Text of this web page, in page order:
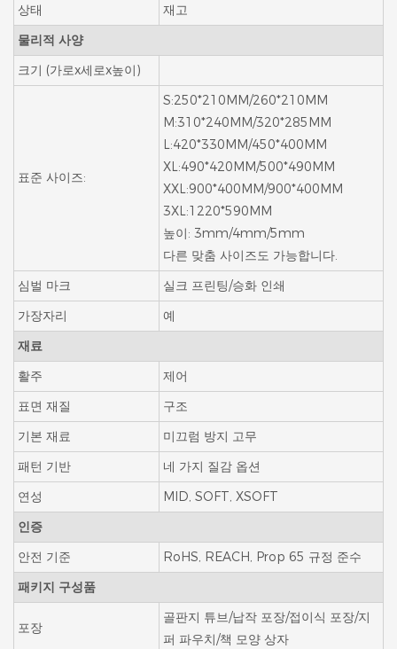
상태
재고
물리적 사양
크기 (가로x세로x높이)
표준 사이즈:
S:250*210MM/260*210MM
M:310*240MM/320*285MM
L:420*330MM/450*400MM
XL:490*420MM/500*490MM
XXL:900*400MM/900*400MM
3XL:1220*590MM
높이: 3mm/4mm/5mm
다른 맞춤 사이즈도 가능합니다.
심벌 마크
실크 프린팅/승화 인쇄
가장자리
예
재료
활주
제어
표면 재질
구조
기본 재료
미끄럼 방지 고무
패턴 기반
네 가지 질감 옵션
연성
MID, SOFT, XSOFT
인증
안전 기준
RoHS, REACH, Prop 65 규정 준수
패키지 구성품
포장
골판지 튜브/납작 포장/접이식 포장/지
퍼 파우치/책 모양 상자